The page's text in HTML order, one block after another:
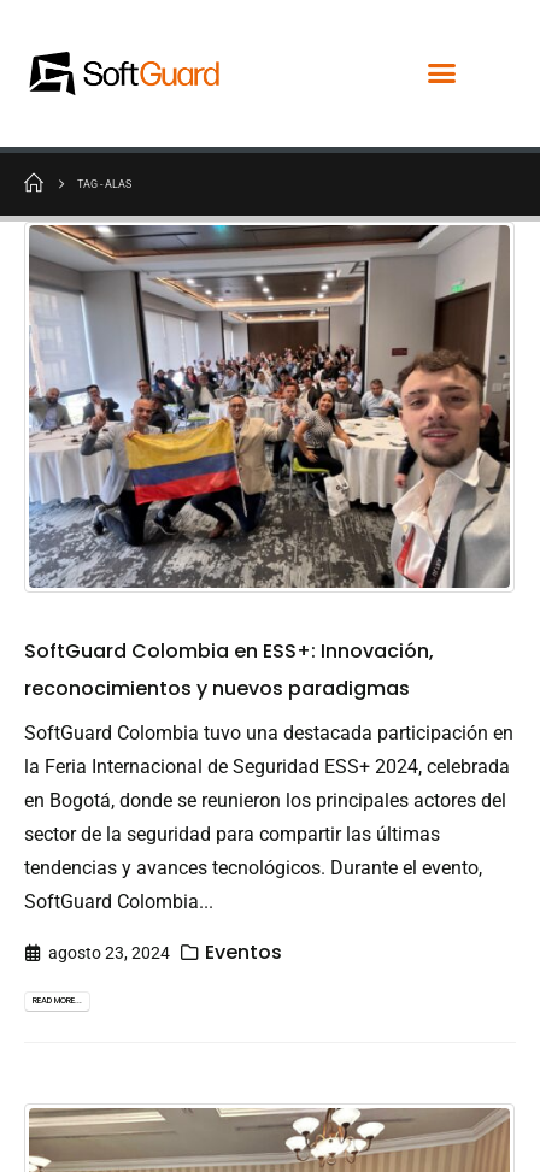
TAG -ALAS
SoftGuard Colombia en ESS+: Innovación,
reconocimientos y nuevos paradigmas
SoftGuard Colombia tuvo una destacada participación en
la Feria Internacional de Seguridad ESS+ 2024, celebrada
en Bogotá, donde se reunieron los principales actores del
sector de la seguridad para compartir las últimas
tendencias y avances tecnológicos. Durante el evento,
SoftGuard Colombia...
agosto 23, 2024 Eventos
READ MORE...